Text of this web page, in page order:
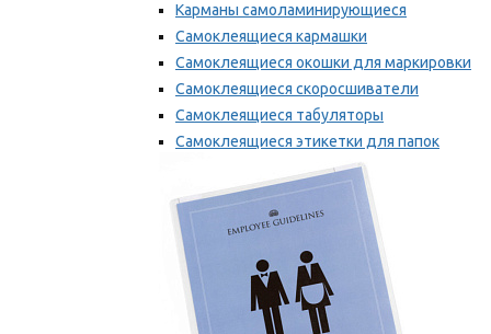
Карманы самоламинирующиеся
Самоклеящиеся кармашки
Самоклеящиеся окошки для маркировки
Самоклеящиеся скоросшиватели
Самоклеящиеся табуляторы
Самоклеящиеся этикетки для папок
Таблички для маркировки
Мы рекомендуем